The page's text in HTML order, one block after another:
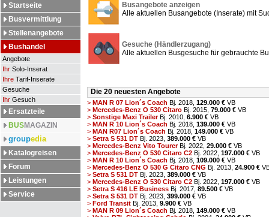
Startseite
Busvermittlung
Stellenangebote
Bushandel
Angebote
Ihr Solo-Inserat
Ihre Tarif-Inserate
Gesuche
Ihr Gesuch
Ersatzteile
BUSMAGAZIN
groupedia
Katalogreisen
Forum
Leistungen
Service
Busangebote anzeigen
Alle aktuellen Busangebote (Inserate) mit
Gesuche (Händlerzugang)
Alle aktuellen Busgesuche für gebrauchte
Die 20 neuesten Angebote
> MAN R 07 Lion´s Coach Bj. 2018, 129.000 € VB
> Mercedes-Benz O 530 Citaro Bj. 2015, 79.000 € VB
> Sonstige Maxi TrailerBj. 2010, 6.900 € VB
> MAN R 10 Lion´s Coach Bj. 2018, 139.000 € VB
> MAN R07 Lion´s Coach Bj. 2018, 149.000 € VB
> Setra S 531 DT Bj. 2023, 389.000 € VB
> Mercedes-Benz Vito TourerBj. 2022, 29.000 € VB
> Mercedes-Benz O 530 Citaro C2 Bj. 2022, 197.000 € VB
> MAN R 10 Lion´s Coach Bj. 2018, 109.000 € VB
> Mercedes-Benz O 530 G Citaro CNG Bj. 2013, 24.900 €
> Setra S 531 DT Bj. 2023, 389.000 € VB
> Mercedes-Benz O 530 Citaro C2 Bj. 2022, 197.000 € VB
> Setra S 416 LE Business Bj. 2017, 89.500 € VB
> Setra S 531 DT Bj. 2023, 399.000 € VB
> Ford Transit Bj. 2013, 9.900 € VB
> MAN R 09 Lion´s Coach Bj. 2018, 149.000 € VB